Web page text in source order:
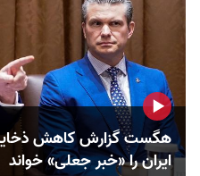
هگست گزارش کاهش
ایران را «خبر جعلی» خواند